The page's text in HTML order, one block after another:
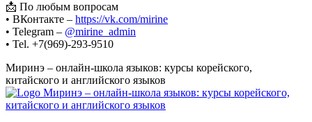
📩 По любым вопросам
• ВКонтакте – https://vk.com/mirine
• Telegram – @mirine_admin
• Tel. +7(969)-293-9510
Миринэ – онлайн-школа языков: курсы корейского,
китайского и английского языков